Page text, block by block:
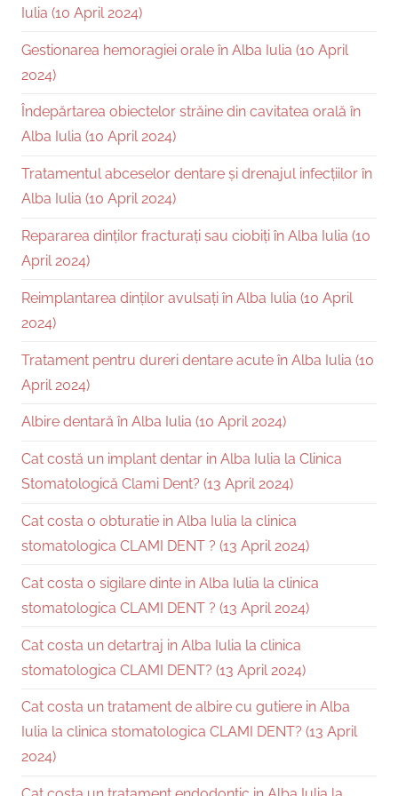
Iulia (10 April 2024)
Gestionarea hemoragiei orale în Alba Iulia (10 April
2024)
Îndepărtarea obiectelor străine din cavitatea orală în
Alba Iulia (10 April 2024)
Tratamentul abceselor dentare și drenajul infecțiilor în
Alba Iulia (10 April 2024)
Repararea dinților fracturați sau ciobiți în Alba Iulia (10
April 2024)
Reimplantarea dinților avulsați în Alba Iulia (10 April
2024)
Tratament pentru dureri dentare acute în Alba Iulia (10
April 2024)
Albire dentară în Alba Iulia (10 April 2024)
Cat costă un implant dentar in Alba Iulia la Clinica
Stomatologică Clami Dent? (13 April 2024)
Cat costa o obturatie in Alba Iulia la clinica
stomatologica CLAMI DENT ? (13 April 2024)
Cat costa o sigilare dinte in Alba Iulia la clinica
stomatologica CLAMI DENT ? (13 April 2024)
Cat costa un detartraj in Alba Iulia la clinica
stomatologica CLAMI DENT? (13 April 2024)
Cat costa un tratament de albire cu gutiere in Alba
Iulia la clinica stomatologica CLAMI DENT? (13 April
2024)